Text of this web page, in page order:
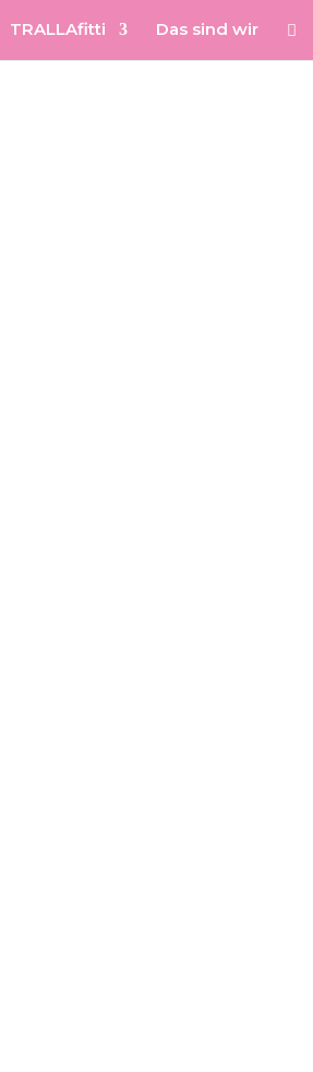
TRALLAfitti Das sind wir